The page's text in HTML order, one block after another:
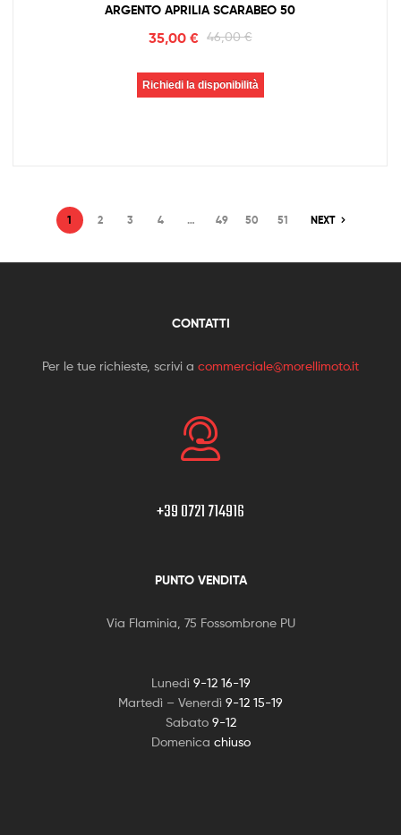
ARGENTO APRILIA SCARABEO 50
46,00€
35,00 €
Richiedi la disponibilità
1 2 3 4 … 49 50 51 NEXT
CONTATTI
Per le tue richieste, scrivi a commerciale@morellimoto.it
+39 0721 714916
PUNTO VENDITA
Via Flaminia, 75 Fossombrone PU
Lunedì 9-12 16-19
Martedì – Venerdì 9-12 15-19
Sabato 9-12
Domenica chiuso